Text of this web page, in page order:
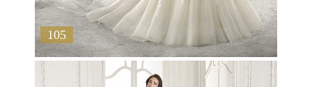
105